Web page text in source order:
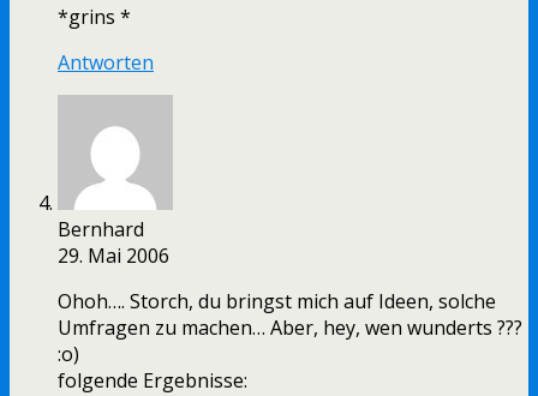
*grins *
Antworten
Bernhard
29. Mai 2006
Ohoh…. Storch, du bringst mich auf Ideen, solche
Umfragen zu machen… Aber, hey, wen wunderts ???
:o)
folgende Ergebnisse: